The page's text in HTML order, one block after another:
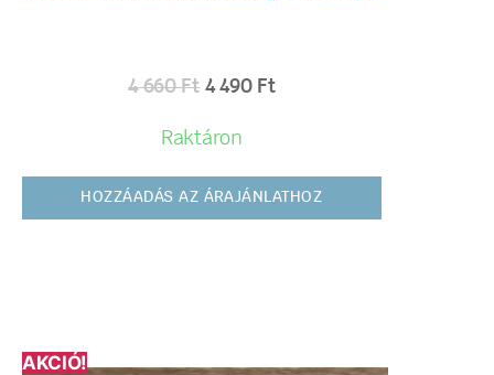
4 660Ft 4 490 Ft
Raktáron
HOZZÁADÁS AZ ÁRAJÁNLATHOZ
AKCIÓ!